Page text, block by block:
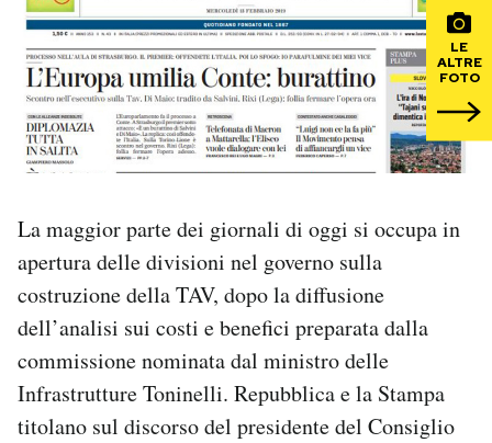
PODCAST
NEWSLETTER
CALENDARIO
AREA PERSONALE
LE
ALTRE
FOTO
La maggior parte dei giornali di oggi si occupa in
apertura delle divisioni nel governo sulla
costruzione della TAV, dopo la diffusione
dell’analisi sui costi e benefici preparata dalla
commissione nominata dal ministro delle
Infrastrutture Toninelli. Repubblica e la Stampa
titolano sul discorso del presidente del Consiglio